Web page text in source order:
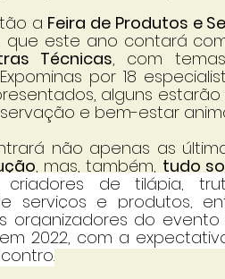
a Feira de Produtos e
que este ano contará
Técnicas, com
por 18
alguns
e bem-estar
não apenas as
, mas, também, tudo
de tilápia,
serviços e produtos,
organizadores do
2022, com a